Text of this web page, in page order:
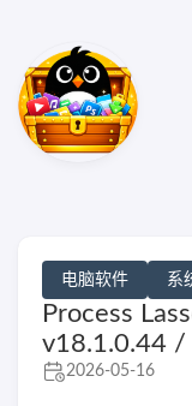
电脑软件 系
Process
v18.1.0.44 /
2026-05-16